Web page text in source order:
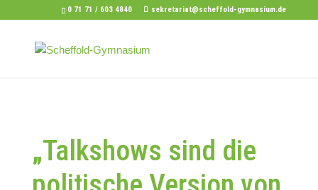
0 71 71 / 603 4840 sekretariat@scheffold-gymnasium.de
„Talkshows sind die